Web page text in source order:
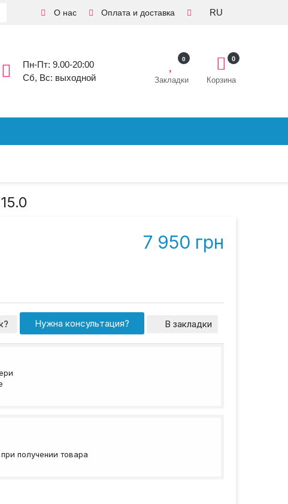
О нас Оплата и доставка RU
Пн-Пт: 9.00-20:00
Сб, Вс: выходной
Закладки
0
Корзина
0
7 950 грн
Нужна консультация? В закладки
получении товара